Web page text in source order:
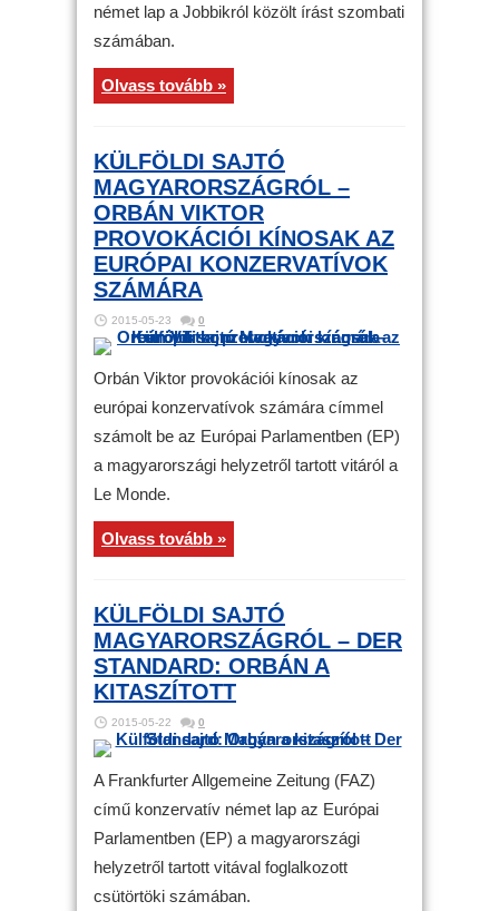
német lap a Jobbikról közölt írást szombati
számában.
Olvass tovább »
KÜLFÖLDI SAJTÓ
MAGYARORSZÁGRÓL –
ORBÁN VIKTOR
PROVOKÁCIÓI KÍNOSAK AZ
EURÓPAI KONZERVATÍVOK
SZÁMÁRA
2015-05-23 0
Orbán Viktor provokációi kínosak az
európai konzervatívok számára címmel
számolt be az Európai Parlamentben (EP)
a magyarországi helyzetről tartott vitáról a
Le Monde.
Olvass tovább »
KÜLFÖLDI SAJTÓ
MAGYARORSZÁGRÓL – DER
STANDARD: ORBÁN A
KITASZÍTOTT
2015-05-22 0
A Frankfurter Allgemeine Zeitung (FAZ)
című konzervatív német lap az Európai
Parlamentben (EP) a magyarországi
helyzetről tartott vitával foglalkozott
csütörtöki számában.